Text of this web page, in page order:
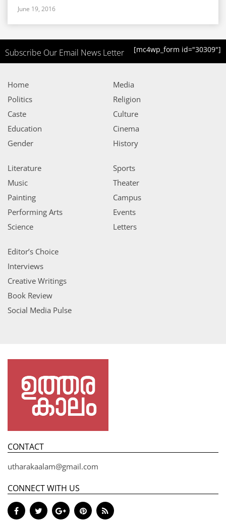
June 19, 2016
Subscribe Our Email News Letter [mc4wp_form id="30309"]
Home
Politics
Caste
Education
Gender
Media
Religion
Culture
Cinema
History
Literature
Music
Painting
Performing Arts
Science
Sports
Theater
Campus
Events
Letters
Editor’s Choice
Interviews
Creative Writings
Book Review
Social Media Pulse
CONTACT
utharakaalam@gmail.com
CONNECT WITH US